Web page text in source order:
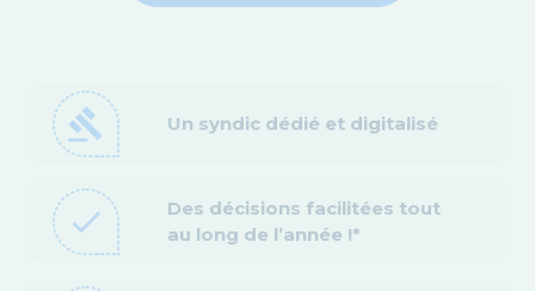
gavel Un syndic dédié et digitalisé
check
Des décisions facilitées tout
au long de l’année !*